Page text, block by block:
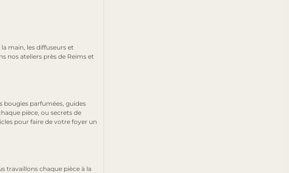
main, les diffuseurs et
nos ateliers près de Reims et
bougies parfumées, guides
pièce, ou secrets de
pour faire de votre foyer un
travaillons chaque pièce à la